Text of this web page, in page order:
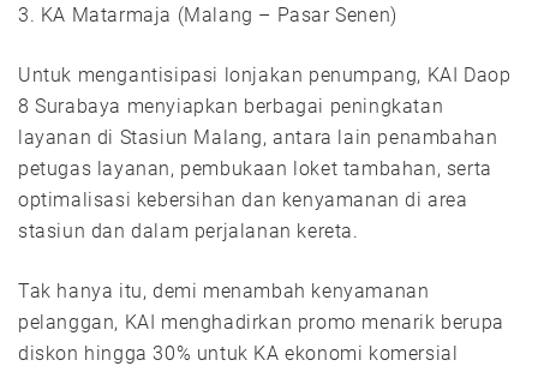
3. KA Matarmaja (Malang – Pasar Senen)
Untuk mengantisipasi lonjakan penumpang, KAI Daop
8 Surabaya menyiapkan berbagai peningkatan
layanan di Stasiun Malang, antara lain penambahan
petugas layanan, pembukaan loket tambahan, serta
optimalisasi kebersihan dan kenyamanan di area
stasiun dan dalam perjalanan kereta.
Tak hanya itu, demi menambah kenyamanan
pelanggan, KAI menghadirkan promo menarik berupa
diskon hingga 30% untuk KA ekonomi komersial